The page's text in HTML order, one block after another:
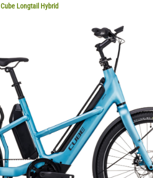
Cube Longtail Hybrid